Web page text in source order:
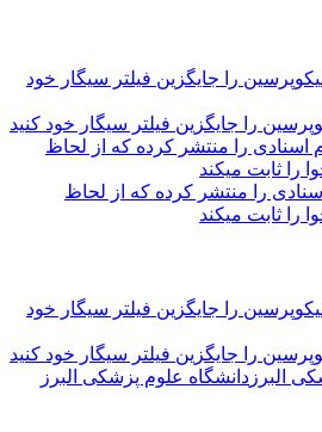
را جایگزین فیلتر سیگار خود کنید
را منتشر کرده که از لحاظ
را ثابت میکند
را جایگزین فیلتر سیگار خود کنید
دانشگاه علوم پزشکی البرز